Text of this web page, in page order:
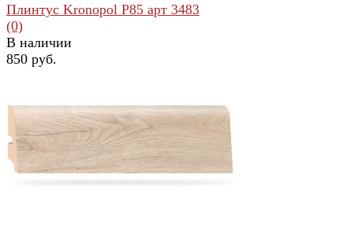
избранное сравнить
Плинтус Kronopol Р85 арт 3483
(0)
В наличии
850 руб.